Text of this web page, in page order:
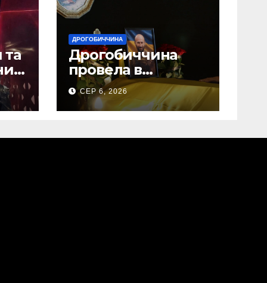
ДРОГОБИЧЧИНА
Дрогобиччина
провела в
останню земну
дорогу свого
Захисника – Олега
СЕР 6, 2026